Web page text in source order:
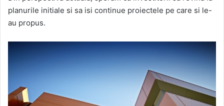
planurile initiale si sa isi continue proiectele pe care si le-
au propus.